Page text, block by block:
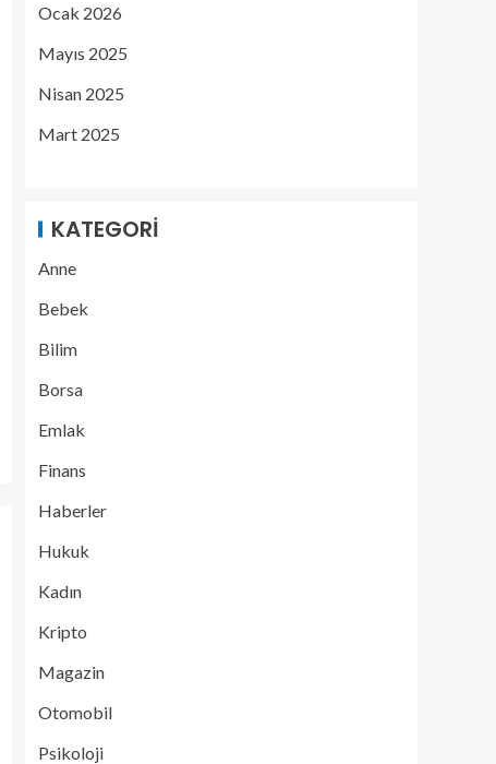
Ocak 2026
Mayıs 2025
Nisan 2025
Mart 2025
KATEGORI
Anne
Bebek
Bilim
Borsa
Emlak
Finans
Haberler
Hukuk
Kadın
Kripto
Magazin
Otomobil
Psikoloji